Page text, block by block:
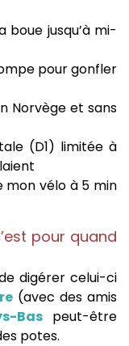
boue jusqu’à mi-
pour gonfler
Norvège et sans
(D1) limitée à
mon vélo à 5 min
pour quand
digérer celui-ci
(avec des amis
Baspeut-être
potes.